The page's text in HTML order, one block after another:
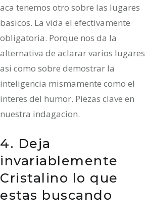
aca tenemos otro sobre las lugares
basicos. La vida el efectivamente
obligatoria. Porque nos da la
alternativa de aclarar varios lugares
asi­ como sobre demostrar la
inteligencia mismamente como el
interes del humor. Piezas clave en
nuestra indagacion.
4. Deja
invariablemente
Cristalino lo que
estas buscando